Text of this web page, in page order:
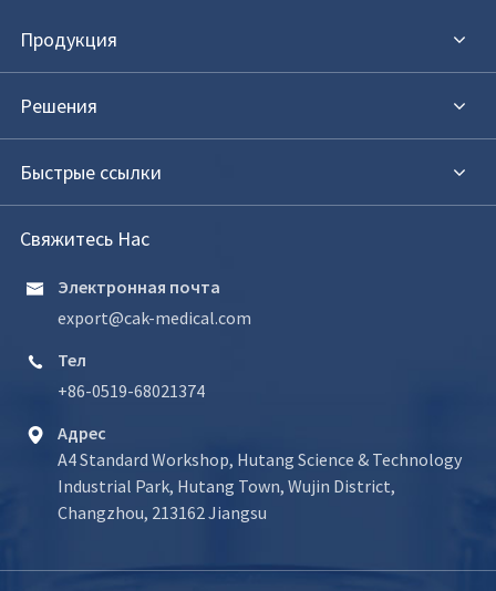
Продукция
Решения
Быстрые ссылки
Свяжитесь Нас

Электронная почта
export@cak-medical.com

Тел
+86-0519-68021374

Адрес
A4 Standard Workshop, Hutang Science & Technology
Industrial Park, Hutang Town, Wujin District,
Changzhou, 213162 Jiangsu